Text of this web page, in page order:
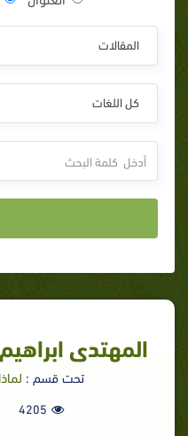
المقالات
كل اللغات
المهتدى
تحت قسم :
4205